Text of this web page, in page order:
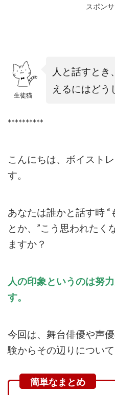
スポン
生徒猫
人と話すとき
えるにはどう
**********
こんにちは、ボイスト
す。
あなたは誰かと話す時 “
とか、”こう思われたく
ますか？
人の印象というのは努
す。
今回は、舞台俳優や声
験からその辺りについ